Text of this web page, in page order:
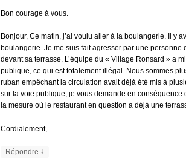
Bon courage à vous.
Bonjour, Ce matin, j’ai voulu aller à la boulangerie. Il y
boulangerie. Je me suis fait agresser par une
devant sa terrasse. L’équipe du « Village Ronsard » a
publique, ce qui est totalement illégal. Nous sommes
ruban empêchant la circulation avait déjà été mis à
sur la voie publique, je vous demande en
la mesure où le restaurant en question a déjà une
Cordialement,.
Répondre ↓